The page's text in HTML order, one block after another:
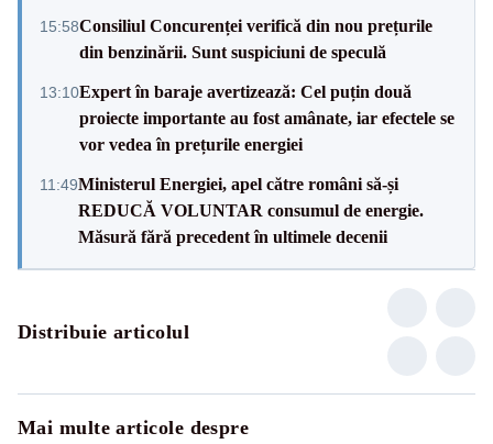
15:58Consiliul Concurenței verifică din nou prețurile
din benzinării. Sunt suspiciuni de speculă
13:10Expert în baraje avertizează: Cel puțin două
proiecte importante au fost amânate, iar efectele se
vor vedea în prețurile energiei
11:49Ministerul Energiei, apel către români să-și
REDUCĂ VOLUNTAR consumul de energie.
Măsură fără precedent în ultimele decenii
Distribuie articolul
Mai multe articole despre